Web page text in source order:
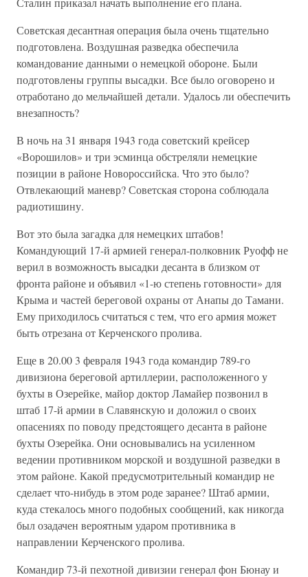
Советская десантная операция была очень тщательно
подготовлена. Воздушная разведка обеспечила
командование данными о немецкой обороне. Были
подготовлены группы высадки. Все было оговорено и
отработано до мельчайшей детали. Удалось ли обеспечить
внезапность?
В ночь на 31 января 1943 года советский крейсер
«Ворошилов» и три эсминца обстреляли немецкие
позиции в районе Новороссийска. Что это было?
Отвлекающий маневр? Советская сторона соблюдала
радиотишину.
Вот это была загадка для немецких штабов!
Командующий 17-й армией генерал-полковник Руофф не
верил в возможность высадки десанта в близком от
фронта районе и объявил «1-ю степень готовности» для
Крыма и частей береговой охраны от Анапы до Тамани.
Ему приходилось считаться с тем, что его армия может
быть отрезана от Керченского пролива.
Еще в 20.00 3 февраля 1943 года командир 789-го
дивизиона береговой артиллерии, расположенного у
бухты в Озерейке, майор доктор Ламайер позвонил в
штаб 17-й армии в Славянскую и доложил о своих
опасениях по поводу предстоящего десанта в районе
бухты Озерейка. Они основывались на усиленном
ведении противником морской и воздушной разведки в
этом районе. Какой предусмотрительный командир не
сделает что-нибудь в этом роде заранее? Штаб армии,
куда стекалось много подобных сообщений, как никогда
был озадачен вероятным ударом противника в
направлении Керченского пролива.
Командир 73-й пехотной дивизии генерал фон Бюнау и